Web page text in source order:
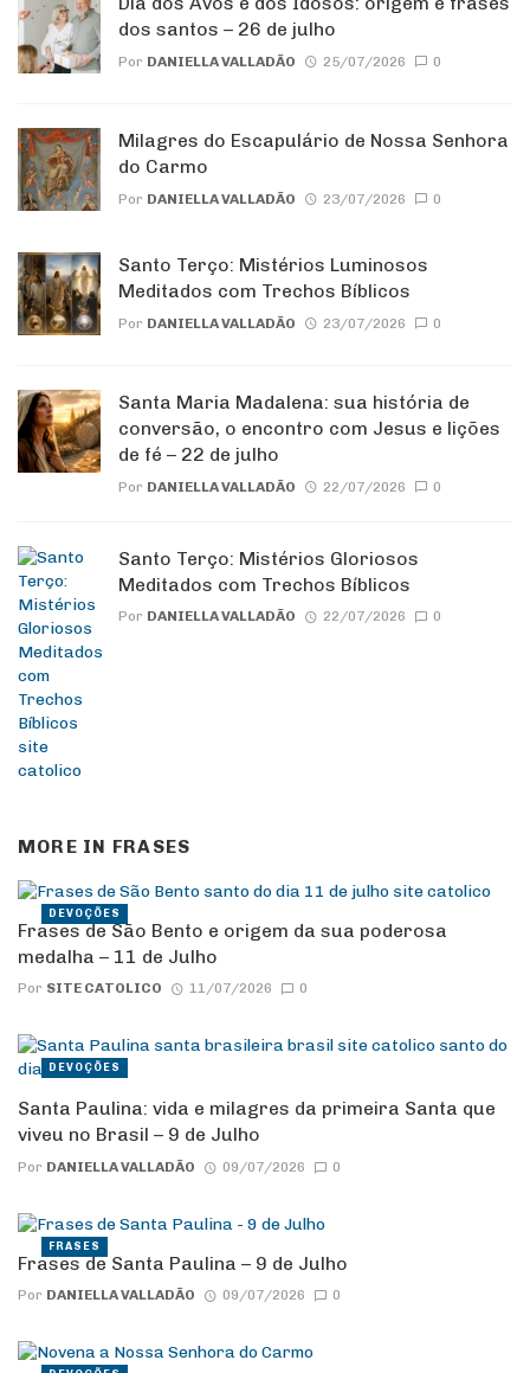
dos santos – 26 de julho
Por DANIELLA VALLADÃO 25/07/2026 0
Milagres do Escapulário de Nossa Senhora
do Carmo
Por DANIELLA VALLADÃO 23/07/2026 0
Santo Terço: Mistérios Luminosos
Meditados com Trechos Bíblicos
Por DANIELLA VALLADÃO 23/07/2026 0
Santa Maria Madalena: sua história de
conversão, o encontro com Jesus e lições
de fé – 22 de julho
Por DANIELLA VALLADÃO 22/07/2026 0
Santo Terço: Mistérios Gloriosos
Meditados com Trechos Bíblicos
Por DANIELLA VALLADÃO 22/07/2026 0
MORE IN FRASES
Frases de São Bento e origem da sua poderosa
medalha – 11 de Julho
Por SITE CATOLICO 11/07/2026 0
DEVOÇÕES
Santa Paulina: vida e milagres da primeira Santa que
viveu no Brasil – 9 de Julho
Por DANIELLA VALLADÃO 09/07/2026 0
DEVOÇÕES
Frases de Santa Paulina – 9 de Julho
Por DANIELLA VALLADÃO 09/07/2026 0
FRASES